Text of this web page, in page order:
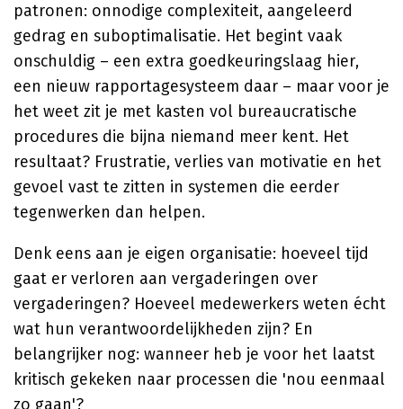
patronen: onnodige complexiteit, aangeleerd
gedrag en suboptimalisatie. Het begint vaak
onschuldig – een extra goedkeuringslaag hier,
een nieuw rapportagesysteem daar – maar voor je
het weet zit je met kasten vol bureaucratische
procedures die bijna niemand meer kent. Het
resultaat? Frustratie, verlies van motivatie en het
gevoel vast te zitten in systemen die eerder
tegenwerken dan helpen.
Denk eens aan je eigen organisatie: hoeveel tijd
gaat er verloren aan vergaderingen over
vergaderingen? Hoeveel medewerkers weten écht
wat hun verantwoordelijkheden zijn? En
belangrijker nog: wanneer heb je voor het laatst
kritisch gekeken naar processen die 'nou eenmaal
zo gaan'?